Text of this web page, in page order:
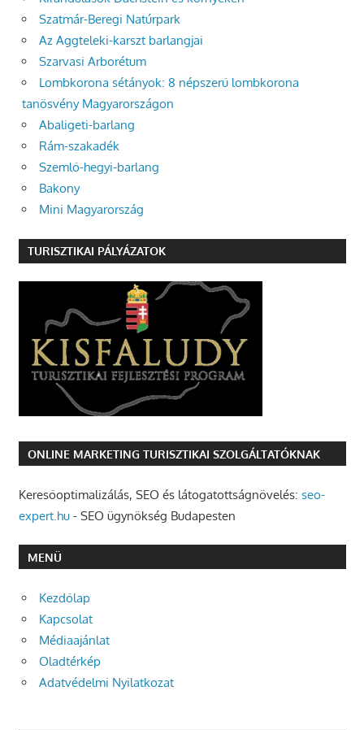
Szatmár-Beregi Natúrpark
Az Aggteleki-karszt barlangjai
Szarvasi Arborétum
Lombkorona sétányok: 8 népszerű lombkorona
tanösvény Magyarországon
Abaligeti-barlang
Rám-szakadék
Szemlő-hegyi-barlang
Bakony
Mini Magyarország
TURISZTIKAI PÁLYÁZATOK
ONLINE MARKETING TURISZTIKAI SZOLGÁLTATÓKNAK
Keresőoptimalizálás, SEO és látogatottságnövelés: seo-
expert.hu- SEO ügynökség Budapesten
MENÜ
Kezdőlap
Kapcsolat
Médiaajánlat
Oladtérkép
Adatvédelmi Nyilatkozat